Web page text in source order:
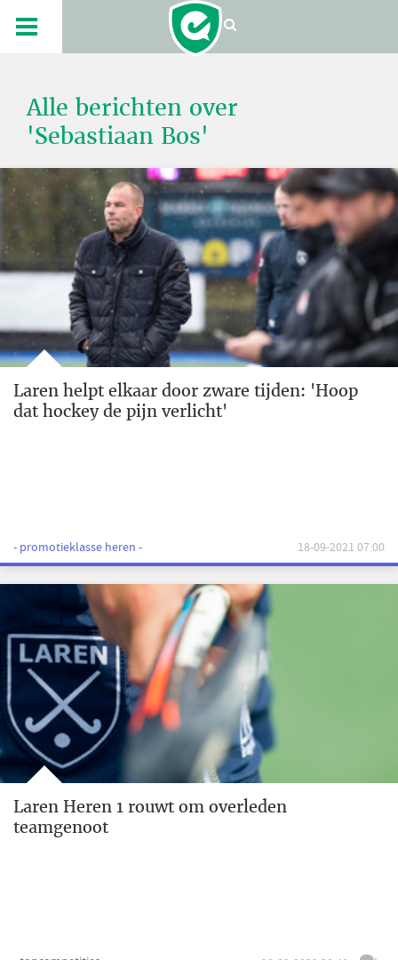
Alle berichten over
'Sebastiaan Bos'
Laren helpt elkaar door zware tijden: 'Hoop
dat hockey de pijn verlicht'
- promotieklasse heren - 18-09-2021 07:00
Laren Heren 1 rouwt om overleden
teamgenoot